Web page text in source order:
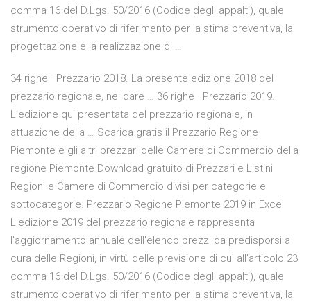
comma 16 del D.Lgs. 50/2016 (Codice degli appalti), quale
strumento operativo di riferimento per la stima preventiva, la
progettazione e la realizzazione di …
34 righe · Prezzario 2018. La presente edizione 2018 del
prezzario regionale, nel dare … 36 righe · Prezzario 2019.
L’edizione qui presentata del prezzario regionale, in
attuazione della … Scarica gratis il Prezzario Regione
Piemonte e gli altri prezzari delle Camere di Commercio della
regione Piemonte Download gratuito di Prezzari e Listini
Regioni e Camere di Commercio divisi per categorie e
sottocategorie. Prezzario Regione Piemonte 2019 in Excel
L'edizione 2019 del prezzario regionale rappresenta
l'aggiornamento annuale dell'elenco prezzi da predisporsi a
cura delle Regioni, in virtù delle previsione di cui all'articolo 23
comma 16 del D.Lgs. 50/2016 (Codice degli appalti), quale
strumento operativo di riferimento per la stima preventiva, la